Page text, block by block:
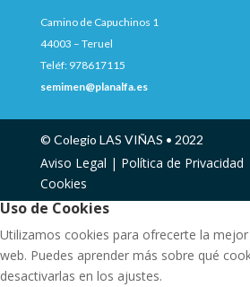
Camino de Capuchinos 1
44003 – Teruel
Teléf: 978617115
semimen@planalfa.es
© Colegio LAS VIÑAS • 2022
Aviso Legal | Política de Privacidad
Cookies
Uso de Cookies
Utilizamos cookies para ofrecerte la
web. Puedes aprender más sobre qué
desactivarlas en los ajustes.